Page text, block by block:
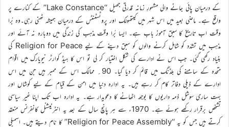
کے درمیان پائی جانے والی مشہورِ زمانہ قدرتی جھیل ‘‘Lake Constance’’ کے کنارے پر
واقع ہے۔ ماضی بعید میں اس شہر میں کیتھولک اور پروٹسٹنٹس کے درمیان ہمیشہ ٹھنی رہی۔وہ بُرا
وقت اب تاریخ کا سبق آموز باب ہے۔ ایسا بُرا وقت مذہب کی زندگی میں دوبارہ نہ آئے اور
مذہب میں تشدّد کو شامل کرنے والوں کو سبق دینے کے لیے Religion for Peace کی
بنیاد رکھی گئی۔ جب اس نے ادارے کی شکل اختیار کر لی تو اس کا ہیڈ کوارٹر نیویارک میں اقوام
متحدہ کے سامنے کی بلڈنگ میں قائم کر دیا گیا۔ 90؍ ممالک اس کے ممبر ہیں جن میں اس
ادارے کے ذیلی دفاتر کام کر رہے ہیں۔ یہ ادارہ دنیا میں امن کے قیام کے لیے کوشاں اور
بہت ساری سوشل ذمہ داریوں کا بوجھ اٹھانے کا دعویدار ہے۔ یہ ادارہ اب تک اپنا غیر سیاسی
تشخص برقرار رکھے ہوئے ہے۔ 1970ء سے ہر پانچ سال کے بعد یہ انٹرنیشنل کانفرنس منعقد
کرتے ہیں جس کو یہ ‘‘Religion for Peace Assembly’’ کا نام دیتے ہیں۔ اسمبلی